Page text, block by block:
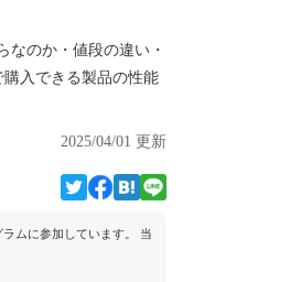
なのか・値段の違い・
入できる製品の性能
2025/04/01 更新
ムに参加しています。 当